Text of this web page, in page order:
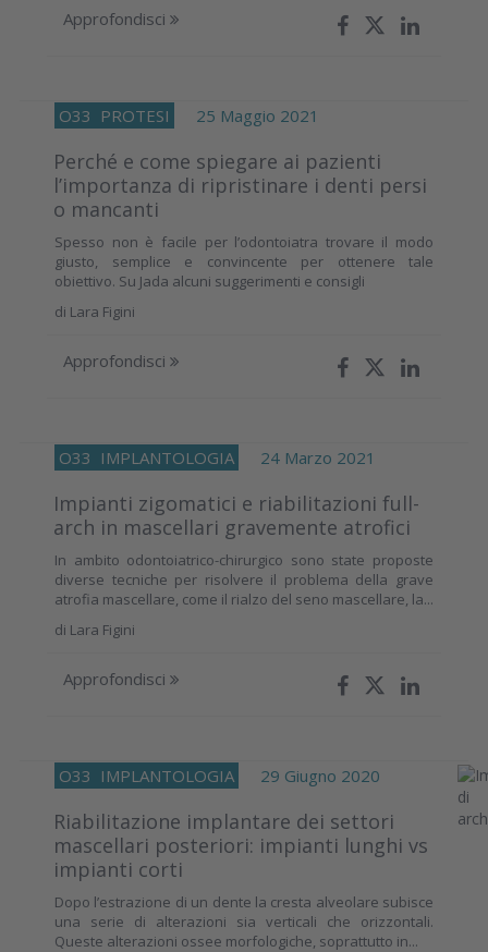
Approfondisci
O33 PROTESI 25 Maggio 2021
Perché e come spiegare ai pazienti
l’importanza di ripristinare i denti persi
o mancanti
Spesso non è facile per l’odontoiatra trovare il modo
giusto, semplice e convincente per ottenere tale
obiettivo. Su Jada alcuni suggerimenti e consigli
di Lara Figini
Approfondisci
O33 IMPLANTOLOGIA 24 Marzo 2021
Impianti zigomatici e riabilitazioni full-
arch in mascellari gravemente atrofici
In ambito odontoiatrico-chirurgico sono state proposte
diverse tecniche per risolvere il problema della grave
atrofia mascellare, come il rialzo del seno mascellare, la...
di Lara Figini
Approfondisci
O33 IMPLANTOLOGIA 29 Giugno 2020
Riabilitazione implantare dei settori
mascellari posteriori: impianti lunghi vs
impianti corti
Dopo l’estrazione di un dente la cresta alveolare subisce
una serie di alterazioni sia verticali che orizzontali.
Queste alterazioni ossee morfologiche, soprattutto in...